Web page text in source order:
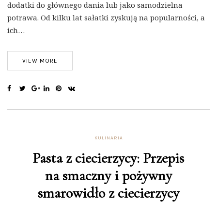
dodatki do głównego dania lub jako samodzielna
potrawa. Od kilku lat sałatki zyskują na popularności, a
ich…
VIEW MORE
KULINARIA
Pasta z ciecierzycy: Przepis
na smaczny i pożywny
smarowidło z ciecierzycy